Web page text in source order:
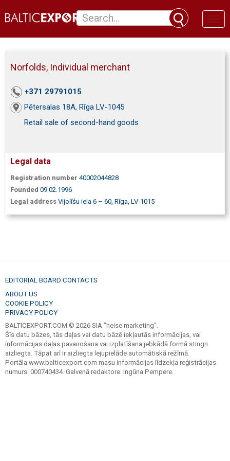
Norfolds, Individual merchant
+371 29791015
Pētersalas 18A, Rīga LV-1045
Retail sale of second-hand goods
Legal data
Registration number 40002044828
Founded 09.02.1996
Legal address Vijolīšu iela 6 – 60, Rīga, LV-1015
EDITORIAL BOARD CONTACTS
ABOUT US
COOKIE POLICY
PRIVACY POLICY
BALTICEXPORT.COM © 2026 SIA "heise marketing".
Šīs datu bāzes, tās daļas vai datu bāzē iekļautās informācijas, vai
informācijas daļas pavairošana vai izplatīšana jebkādā formā stingri
aizliegta. Tāpat arī ir aizliegta lejupielāde automātiskā režīmā.
Portāla www.balticexport.com masu informācijas līdzekļa reģistrācijas
numurs: 000740434. Galvenā redaktore: Ingūna Pempere.